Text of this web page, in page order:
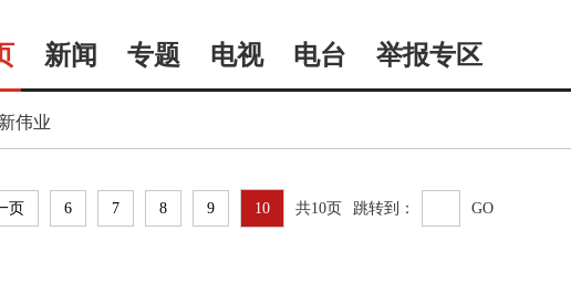
新闻 专题 电视 电台 举报专区
伟业
页 6 7 8 9 10 共10页 跳转到： GO